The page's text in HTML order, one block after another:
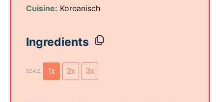
Cuisine: Koreanisch
Ingredients
SCALE 1x 2x 3x